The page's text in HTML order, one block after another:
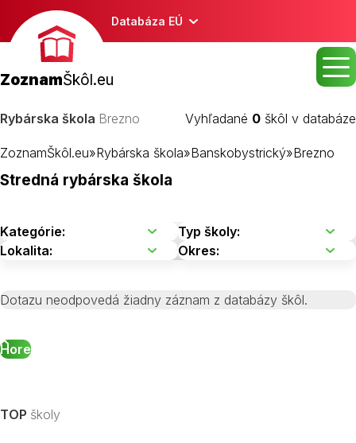
Databáza EÚ
ZoznamŠkôl.eu
Rybárska škola Brezno Vyhľadané 0 škôl v databáze
ZoznamŠkôl.eu»Rybárska škola»Banskobystrický»Brezno
Stredná rybárska škola
Dotazu neodpovedá žiadny záznam z databázy škôl.
Hore
TOP školy